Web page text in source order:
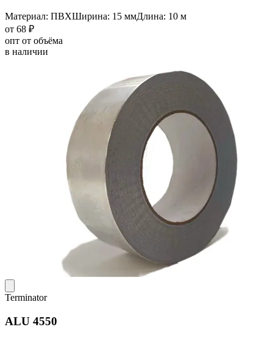
Материал: ПВХШирина: 15 ммДлина: 10 м
от 68 ₽
опт от объёма
в наличии
Terminator
ALU 4550